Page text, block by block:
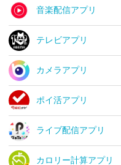
音楽配信アプリ
テレビアプリ
カメラアプリ
ポイ活アプリ
ライブ配信アプリ
カロリー計算アプリ